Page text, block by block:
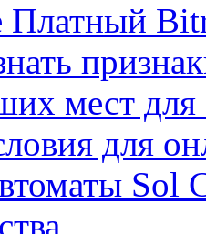
мест для
для
Sol